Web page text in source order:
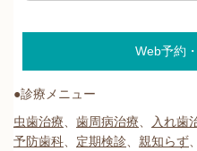
Web予約
●診療メニュー
虫歯治療、 歯周病治療、 入れ歯
予防歯科、 定期検診、 親知らず、